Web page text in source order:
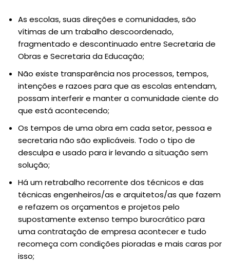
As escolas, suas direções e comunidades, são
vítimas de um trabalho descoordenado,
fragmentado e descontinuado entre Secretaria de
Obras e Secretaria da Educação;
Não existe transparência nos processos, tempos,
intenções e razoes para que as escolas entendam,
possam interferir e manter a comunidade ciente do
que está acontecendo;
Os tempos de uma obra em cada setor, pessoa e
secretaria não são explicáveis. Todo o tipo de
desculpa e usado para ir levando a situação sem
solução;
Há um retrabalho recorrente dos técnicos e das
técnicas engenheiros/as e arquitetos/as que fazem
e refazem os orçamentos e projetos pelo
supostamente extenso tempo burocrático para
uma contratação de empresa acontecer e tudo
recomeça com condições pioradas e mais caras por
isso;